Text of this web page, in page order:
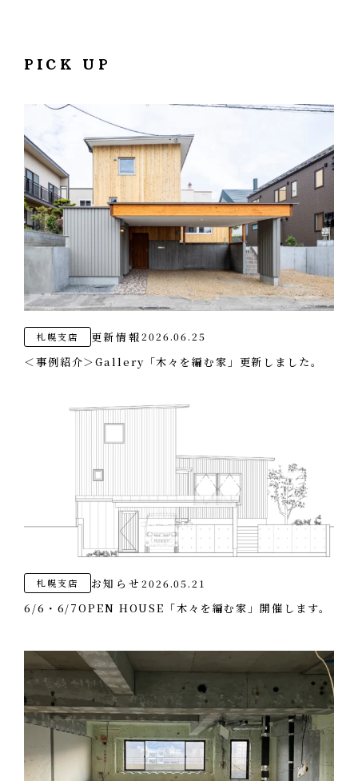
エコへの取り組み
オンライン家づくり相談
CONTACT
お問い合わせ・資料請求
PICK UP
札幌支店 更新情報2026.06.25
＜事例紹介＞Gallery「木々を編む家」更新しました。
札幌支店 お知らせ 2026.05.21
6/6・6/7OPEN HOUSE「木々を編む家」開催します。